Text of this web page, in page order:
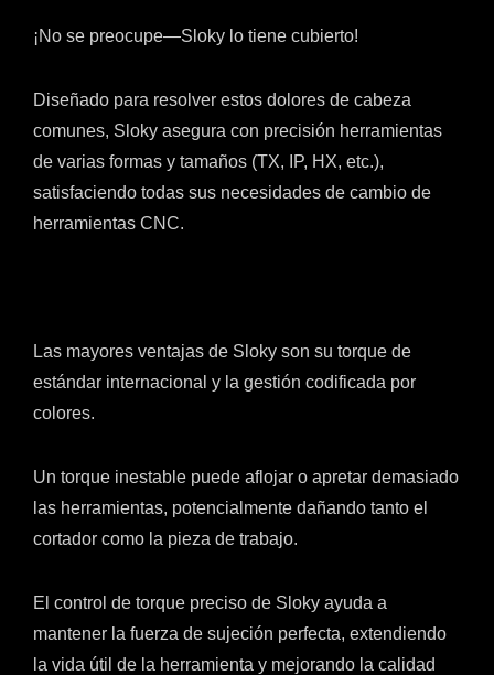
¡No se preocupe—Sloky lo tiene cubierto!
Diseñado para resolver estos dolores de cabeza
comunes, Sloky asegura con precisión herramientas
de varias formas y tamaños (TX, IP, HX, etc.),
satisfaciendo todas sus necesidades de cambio de
herramientas CNC.
Las mayores ventajas de Sloky son su torque de
estándar internacional y la gestión codificada por
colores.
Un torque inestable puede aflojar o apretar demasiado
las herramientas, potencialmente dañando tanto el
cortador como la pieza de trabajo.
El control de torque preciso de Sloky ayuda a
mantener la fuerza de sujeción perfecta, extendiendo
la vida útil de la herramienta y mejorando la calidad